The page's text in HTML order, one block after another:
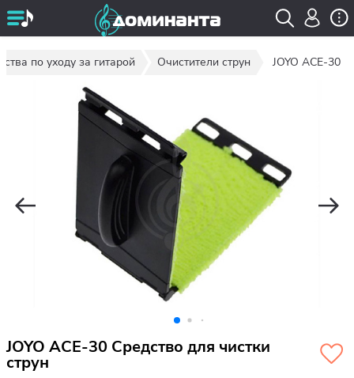
по уходу за гитарой Очистители струн JOYO ACE-30
JOYO ACE-30 Средство для чистки
струн